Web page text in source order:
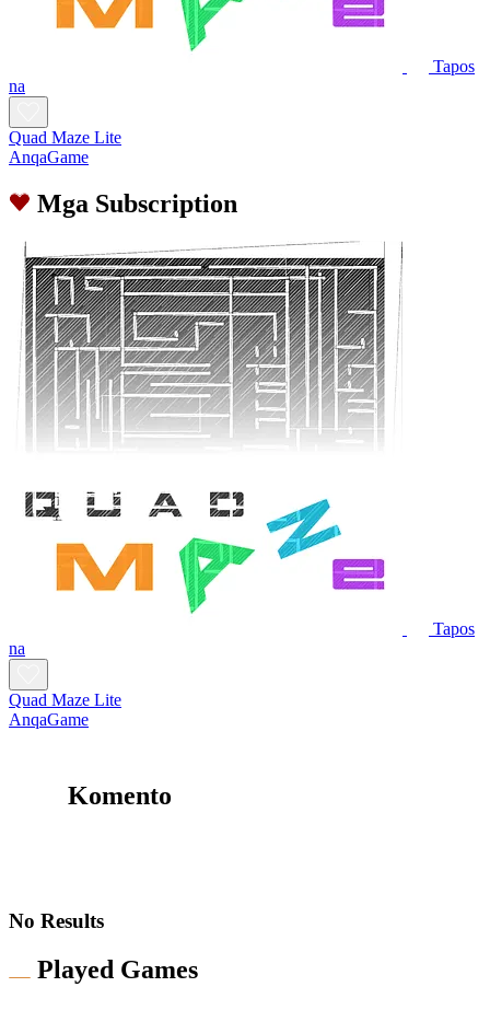
Tapos
na
Quad Maze Lite
AnqaGame
Mga Subscription
Tapos
na
Quad Maze Lite
AnqaGame
Komento
No Results
Played Games